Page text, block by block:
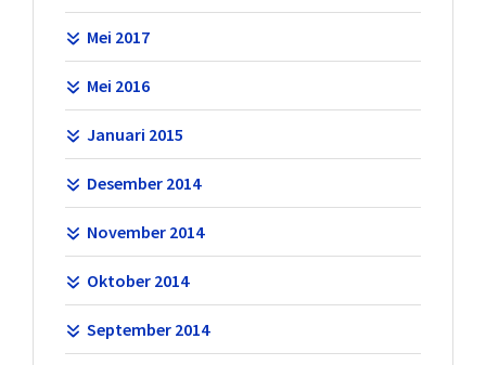
Mei 2017
Mei 2016
Januari 2015
Desember 2014
November 2014
Oktober 2014
September 2014